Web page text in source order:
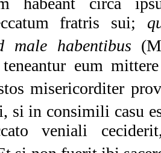
fratris sui;
male habentibus
teneantur eum
misericorditer
si in consimili casu
veniali